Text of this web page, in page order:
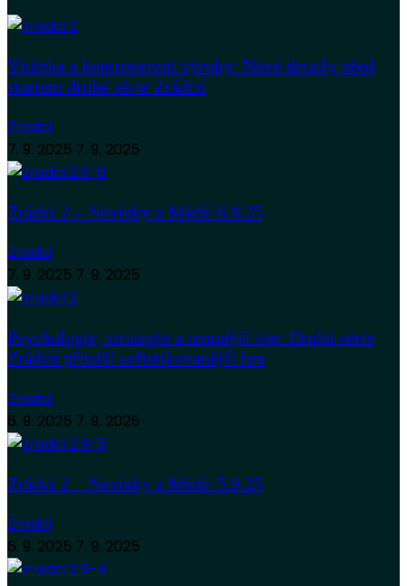
Vítězka a kontroverzní výroky: Nové detaily před
startem druhé série Zrádců
Zradci
7. 9. 2025 7. 9. 2025
Zrádci 2 – Novinky z Médií 6.9.25
Zradci
7. 9. 2025 7. 9. 2025
Psychologie, strategie a temnější tón: Druhá série
Zrádců přináší sofistikovanější hru
Zradci
6. 9. 2025 7. 9. 2025
Zrádci 2 – Novinky z Médií 5.9.25
Zradci
6. 9. 2025 7. 9. 2025